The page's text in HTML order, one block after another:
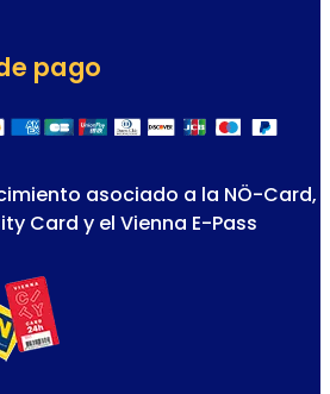
pago
asociado a la NÖ-Card,
Card y el Vienna E-Pass